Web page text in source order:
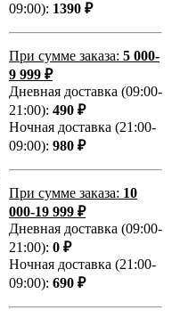
09:00): 1390 ₽
При сумме заказа: 5 000-
9 999 ₽
Дневная доставка (09:00-
21:00): 490 ₽
Ночная доставка (21:00-
09:00): 980 ₽
При сумме заказа: 10
000-19 999 ₽
Дневная доставка (09:00-
21:00): 0 ₽
Ночная доставка (21:00-
09:00): 690 ₽